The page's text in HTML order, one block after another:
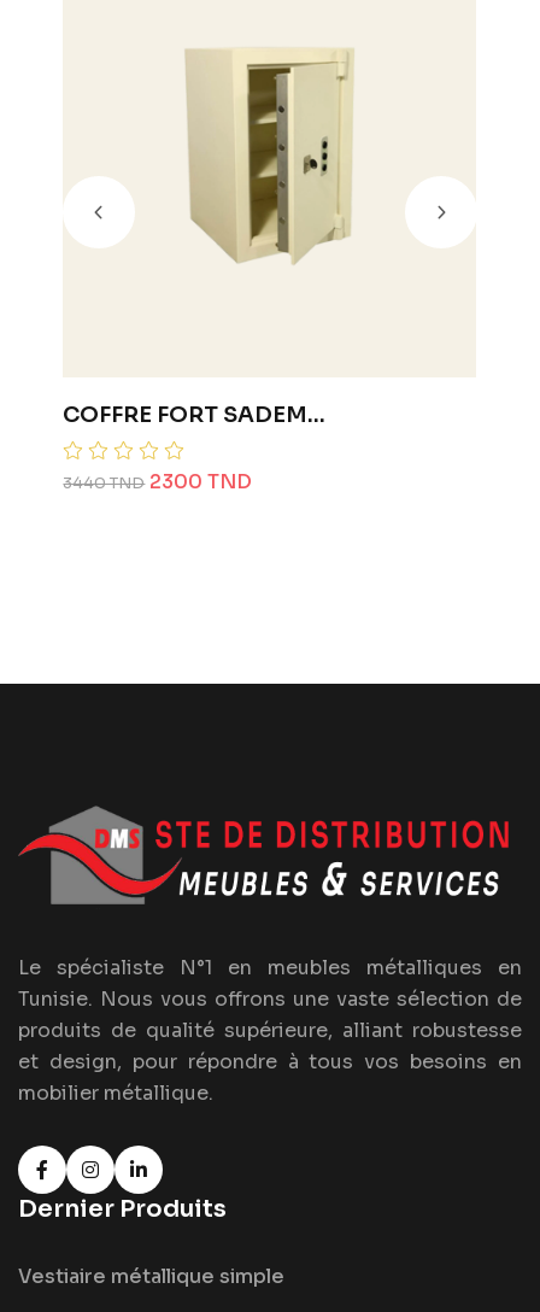
COFFRE FORT SADEM...
3440 TND 2300 TND
Le spécialiste N°1 en meubles métalliques en
Tunisie. Nous vous offrons une vaste sélection de
produits de qualité supérieure, alliant robustesse
et design, pour répondre à tous vos besoins en
mobilier métallique.
Dernier Produits
Vestiaire métallique simple